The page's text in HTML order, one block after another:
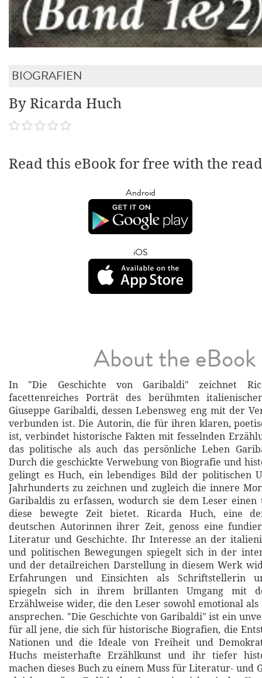
BIOGRAFIEN
By Ricarda Huch
Read this eBook for free with the
Android
iOS
About the eBook
In "Die Geschichte von Garibaldi" zeichnet
facettenreiches Porträt des berühmten
Giuseppe Garibaldi, dessen Lebensweg eng mit der
verbunden ist. Die Autorin, die für ihren klaren,
ist, verbindet historische Fakten mit fesselnden
das politische als auch das persönliche Leben
Durch die geschickte Verwebung von Biografie und
gelingt es Huch, ein lebendiges Bild der politischen
Jahrhunderts zu zeichnen und zugleich die innere
Garibaldis zu erfassen, wodurch sie dem Leser
diese bewegte Zeit bietet. Ricarda Huch, eine
deutschen Autorinnen ihrer Zeit, genoss eine
Literatur und Geschichte. Ihr Interesse an der
und politischen Bewegungen spiegelt sich in der
und der detailreichen Darstellung in diesem Werk
Erfahrungen und Einsichten als Schriftstellerin
spiegeln sich in ihrem brillanten Umgang mit
Erzählweise wider, die den Leser sowohl emotional
ansprechen. "Die Geschichte von Garibaldi" ist ein
für all jene, die sich für historische Biografien, die
Nationen und die Ideale von Freiheit und
Huchs meisterhafte Erzählkunst und ihr tiefer
machen dieses Buch zu einem Muss für Literatur- und